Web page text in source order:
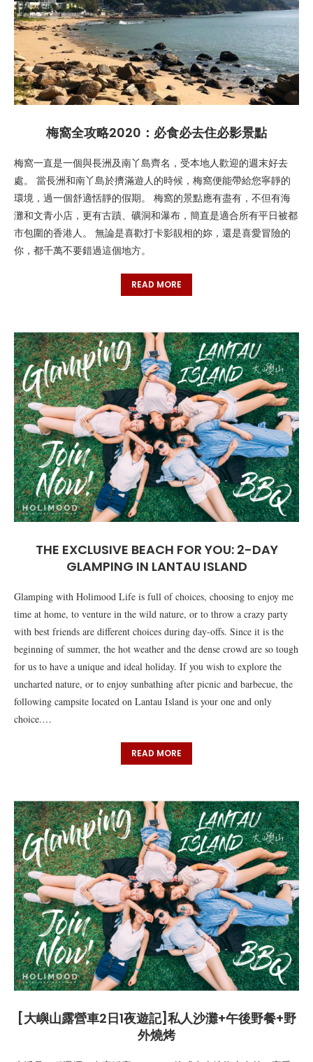
梅窩全攻略2020：必食必去住必影景點
梅窩一直是一個與長洲及南丫島齊名，受本地人歡迎的週末好去
處。 當長洲和南丫島於擠滿遊人的時候，梅窩便能帶給您寧靜的
環境，過一個舒適恬靜的假期。 梅窩的景點應有盡有，不但有海
灘和文青小店，更有古蹟、礦洞和瀑布，簡直是適合所有平日被都
市包圍的香港人。 無論是喜歡打卡影靚相的妳，還是喜愛冒險的
你，都千萬不要錯過這個地方。
READ MORE
THE EXCLUSIVE BEACH FOR YOU: 2-DAY
GLAMPING IN LANTAU ISLAND
Glamping with Holimood Life is full of choices, choosing to enjoy me
time at home, to venture in the wild nature, or to throw a crazy party
with best friends are different choices during day-offs. Since it is the
beginning of summer, the hot weather and the dense crowd are so tough
for us to have a unique and ideal holiday. If you wish to explore the
uncharted nature, or to enjoy sunbathing after picnic and barbecue, the
following campsite located on Lantau Island is your one and only
choice.…
READ MORE
[大嶼山露營車2日1夜遊記]私人沙灘+午後野餐+野
外燒烤